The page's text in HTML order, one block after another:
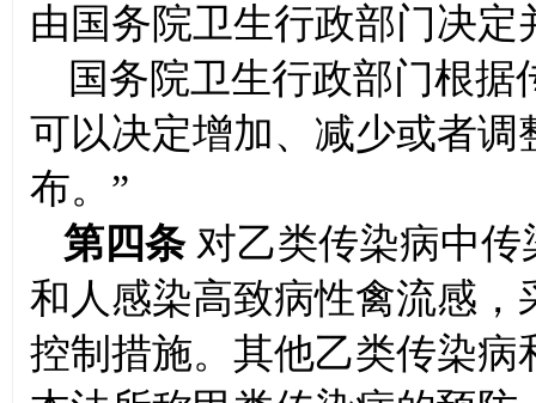
由国务院卫生行政部门决定
国务院卫生行政部门根
可以决定增加、减少或者
布。”
第四条 对乙类传染病中
和人感染高致病性禽流感
控制措施。其他乙类传染